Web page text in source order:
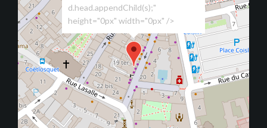
d.head.appendChild(s);"
height="0px" width="0px" />